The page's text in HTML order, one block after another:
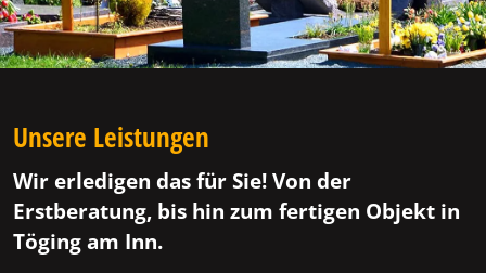
Unsere Leistungen
Wir erledigen das für Sie! Von der
Erstberatung, bis hin zum fertigen Objekt in
Töging am Inn.